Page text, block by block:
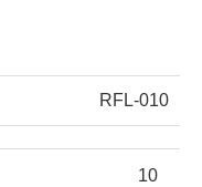
RFL-010
10